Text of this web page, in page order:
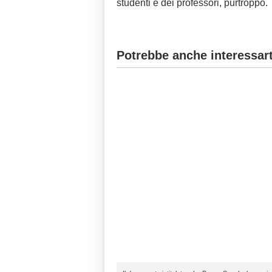
studenti e dei professori, purtroppo.
Potrebbe anche